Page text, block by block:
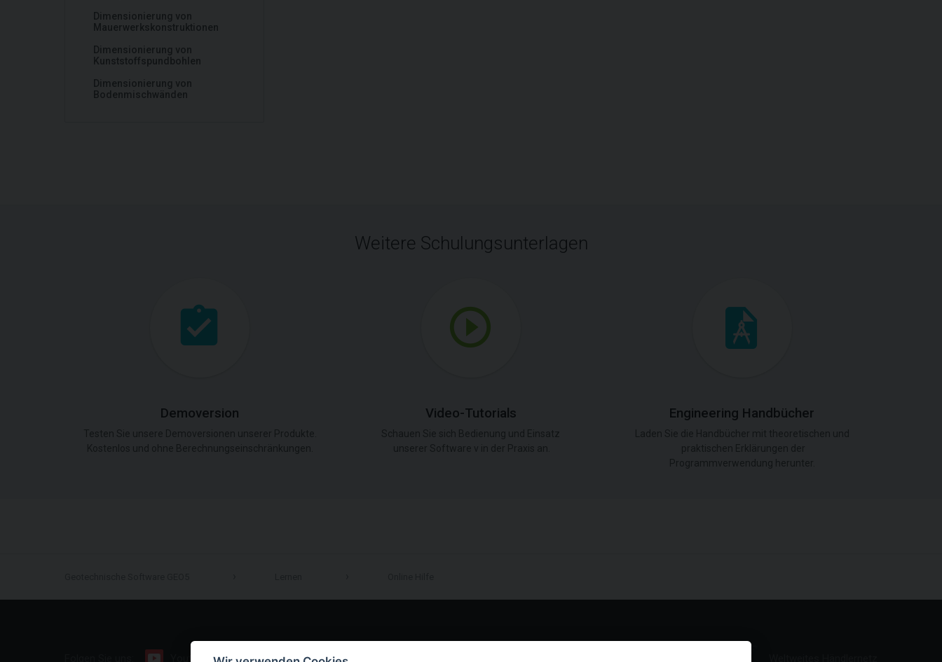
Dimensionierung von
Mauerwerkskonstruktionen
Dimensionierung von
Kunststoffspundbohlen
Dimensionierung von
Bodenmischwänden
Weitere Schulungsunterlagen
Demoversion Video-Tutorials Engineering Handbücher
Facebook